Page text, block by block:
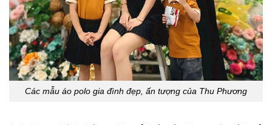
Các mẫu áo polo gia đình đẹp, ấn tượng của Thu Phương